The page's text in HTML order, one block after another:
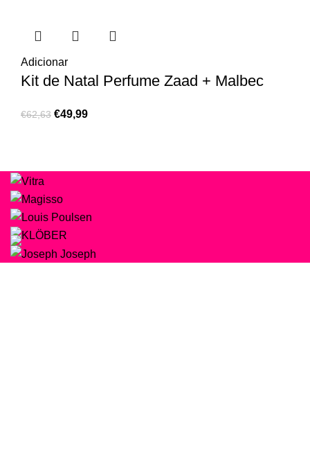
Adicionar
Kit de Natal Perfume Zaad + Malbec
€62,63 €49,99